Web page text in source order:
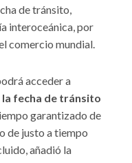
de tránsito,
interoceánica, por
comercio mundial.
acceder a
fecha de tránsito
garantizado de
de justo a tiempo
añadió la